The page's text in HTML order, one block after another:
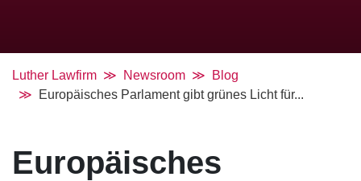
Luther Lawfirm Newsroom
Blog
Europäisches Parlament gibt grünes Licht für...
Europäisches